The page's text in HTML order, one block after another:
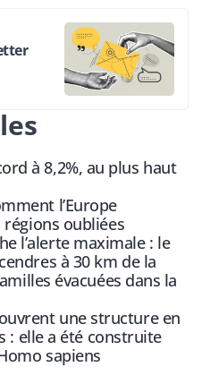
à 8,2%, au plus haut
l’Europe
oubliées
l’alerte maximale : le
à 30 km de la
évacuées dans la
une structure en
: elle a été construite
sapiens